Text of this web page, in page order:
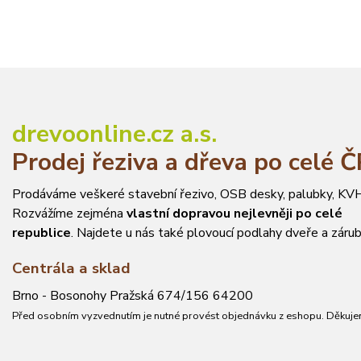
drevoonline.cz a.s.
Prodej řeziva a dřeva po celé
Prodáváme veškeré stavební řezivo, OSB desky, palubky,
Rozvážíme zejména vlastní dopravou nejlevněji po celé
republice. Najdete u nás také plovoucí podlahy dveře a
Centrála a sklad
Brno - Bosonohy Pražská 674/156 64200
Před osobním vyzvednutím je nutné provést objednávku z eshopu.